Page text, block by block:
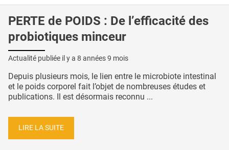
PERTE de POIDS : De l’efficacité des
probiotiques minceur
Actualité publiée il y a 8 années 9 mois
Depuis plusieurs mois, le lien entre le microbiote intestinal
et le poids corporel fait l’objet de nombreuses études et
publications. Il est désormais reconnu ...
LIRE LA SUITE